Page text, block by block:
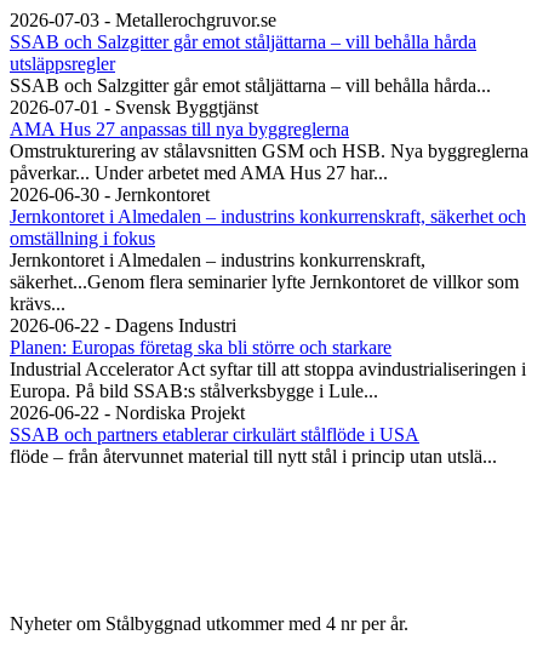
2026-07-03 - Metallerochgruvor.se
SSAB och Salzgitter går emot ståljättarna – vill behålla hårda
utsläppsregler
SSAB och Salzgitter går emot ståljättarna – vill behålla hårda...
2026-07-01 - Svensk Byggtjänst
AMA Hus 27 anpassas till nya byggreglerna
Omstrukturering av stålavsnitten GSM och HSB. Nya byggreglerna
påverkar... Under arbetet med AMA Hus 27 har...
2026-06-30 - Jernkontoret
Jernkontoret i Almedalen – industrins konkurrenskraft, säkerhet och
omställning i fokus
Jernkontoret i Almedalen – industrins konkurrenskraft,
säkerhet...Genom flera seminarier lyfte Jernkontoret de villkor som
krävs...
2026-06-22 - Dagens Industri
Planen: Europas företag ska bli större och starkare
Industrial Accelerator Act syftar till att stoppa avindustrialiseringen i
Europa. På bild SSAB:s stålverksbygge i Lule...
2026-06-22 - Nordiska Projekt
SSAB och partners etablerar cirkulärt stålflöde i USA
flöde – från återvunnet material till nytt stål i princip utan utslä...
Nyheter om Stålbyggnad utkommer med 4 nr per år.